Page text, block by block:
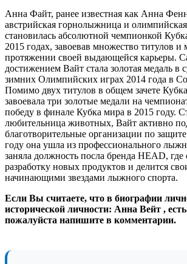
Анна Файт, ранее известная как Анна
австрийская горнолыжница и
становилась абсолютной чемпионкой
2015 годах, завоевав множество титулов и
протяжении своей выдающейся карьеры.
достижением Вайт стала золотая медаль в
зимних Олимпийских играх 2014 года в
Помимо двух титулов в общем зачете
завоевала три золотые медали на
победу в финале Кубка мира в 2015 году.
любительница животных, Вайт активно
благотворительные организации по
году она ушла из профессионального
заняла должность посла бренда HEAD, где
разработку новых продуктов и делится
начинающими звездами лыжного спорта.
Если Вы считаете, что в биографии
исторической личности: Анна Вейт ,
пожалуйста напишите в комментарии.